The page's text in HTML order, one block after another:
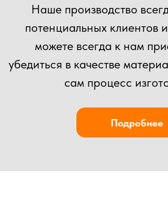
Согласен(а) сполитикой
конфиденциальности сайта
Отправить